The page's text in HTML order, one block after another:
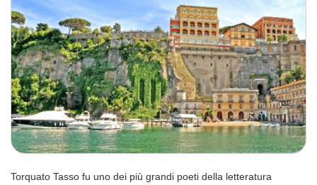
Torquato Tasso fu uno dei più grandi poeti della letteratura